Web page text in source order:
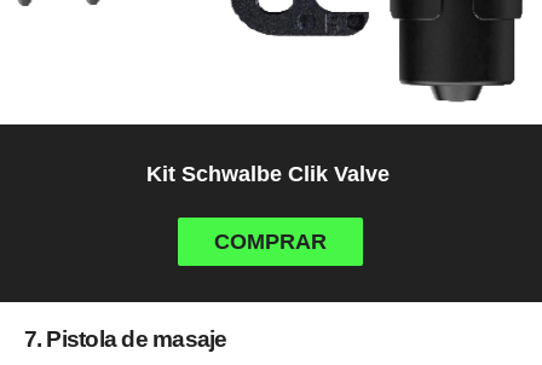
Kit Schwalbe Clik Valve
COMPRAR
7. Pistola de masaje